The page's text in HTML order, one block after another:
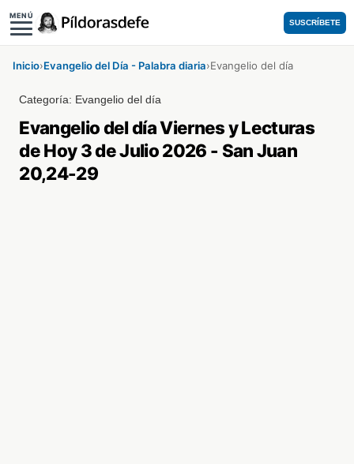
MENÚ
SUSCRÍBETE
Inicio›Evangelio del Día - Palabra diaria›Evangelio del día
Categoría: Evangelio del día
Evangelio del día Viernes y Lecturas
de Hoy 3 de Julio 2026 - San Juan
20,24-29